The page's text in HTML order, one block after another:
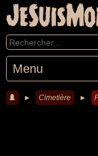
Menu
► Cimetière ►